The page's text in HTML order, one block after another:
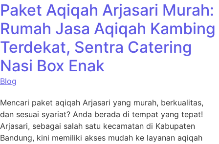
Paket Aqiqah Arjasari Murah:
Rumah Jasa Aqiqah Kambing
Terdekat, Sentra Catering
Nasi Box Enak
Blog
Mencari paket aqiqah Arjasari yang murah, berkualitas,
dan sesuai syariat? Anda berada di tempat yang tepat!
Arjasari, sebagai salah satu kecamatan di Kabupaten
Bandung, kini memiliki akses mudah ke layanan aqiqah